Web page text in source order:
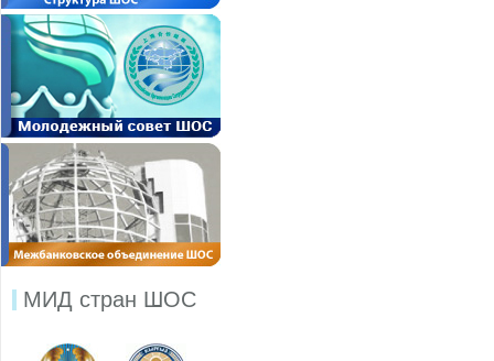
МИД стран ШОС